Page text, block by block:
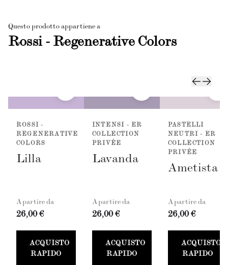
Questo prodotto appartiene a
Rossi - Regenerative Colors
ROSSI -
REGENERATIVE
COLORS
Lilla
A partire da
26,00 €
ACQUISTO
RAPIDO
INTENSI - ER
COLLECTION
PRIVÉE
Lavanda
A partire da
26,00 €
ACQUISTO
RAPIDO
PASTELLI
NEUTRI - ER
COLLECTION
PRIVÉE
Ametista
A partire da
26,00 €
ACQUISTO
RAPIDO